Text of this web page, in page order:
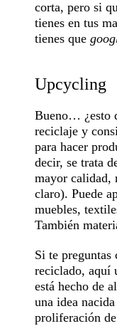
corta, pero si
tienes en tus
tienes que
Upcycling
Bueno… ¿esto
reciclaje y
para hacer
decir, se trata
mayor calidad,
claro). Puede
muebles,
También
Si te preguntas
reciclado, aquí
está hecho de
una idea
proliferación